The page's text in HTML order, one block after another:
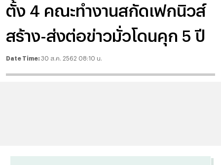
ตั้ง 4 คณะทำงานสกัดเฟกนิวส์
สร้าง-ส่งต่อข่าวมั่วโดนคุก 5 ปี
Date Time: 30 ส.ค. 2562 08:10 น.